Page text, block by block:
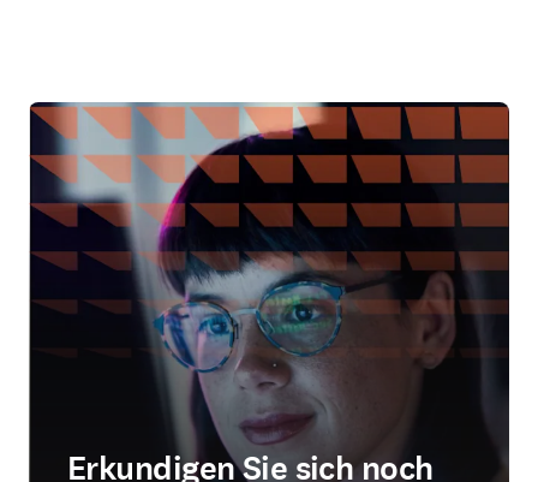
Erkundigen Sie sich noch